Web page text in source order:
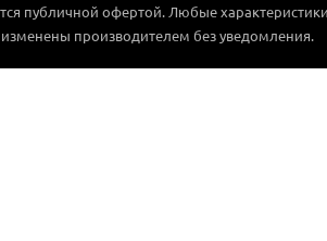
публичной офертой. Любые
производителем без уведомления.